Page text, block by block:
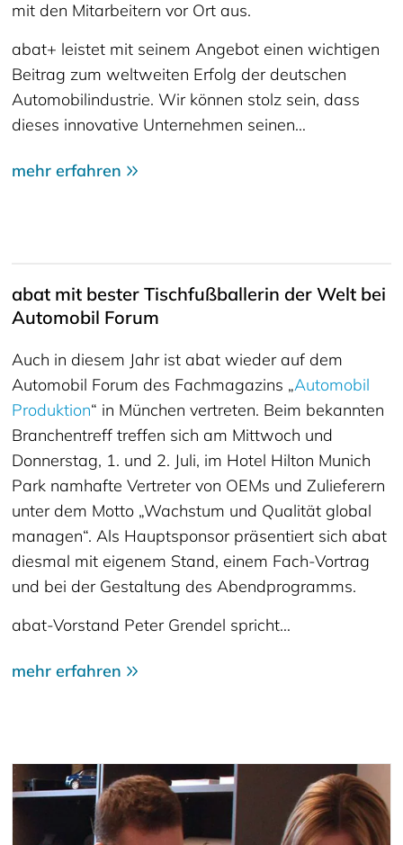
mit den Mitarbeitern vor Ort aus.
abat+ leistet mit seinem Angebot einen wichtigen
Beitrag zum weltweiten Erfolg der deutschen
Automobilindustrie. Wir können stolz sein, dass
dieses innovative Unternehmen seinen…
mehr erfahren
abat mit bester Tischfußballerin der Welt bei
Automobil Forum
Auch in diesem Jahr ist abat wieder auf dem
Automobil Forum des Fachmagazins „Automobil
Produktion“ in München vertreten. Beim bekannten
Branchentreff treffen sich am Mittwoch und
Donnerstag, 1. und 2. Juli, im Hotel Hilton Munich
Park namhafte Vertreter von OEMs und Zulieferern
unter dem Motto „Wachstum und Qualität global
managen“. Als Hauptsponsor präsentiert sich abat
diesmal mit eigenem Stand, einem Fach-Vortrag
und bei der Gestaltung des Abendprogramms.
abat-Vorstand Peter Grendel spricht…
mehr erfahren